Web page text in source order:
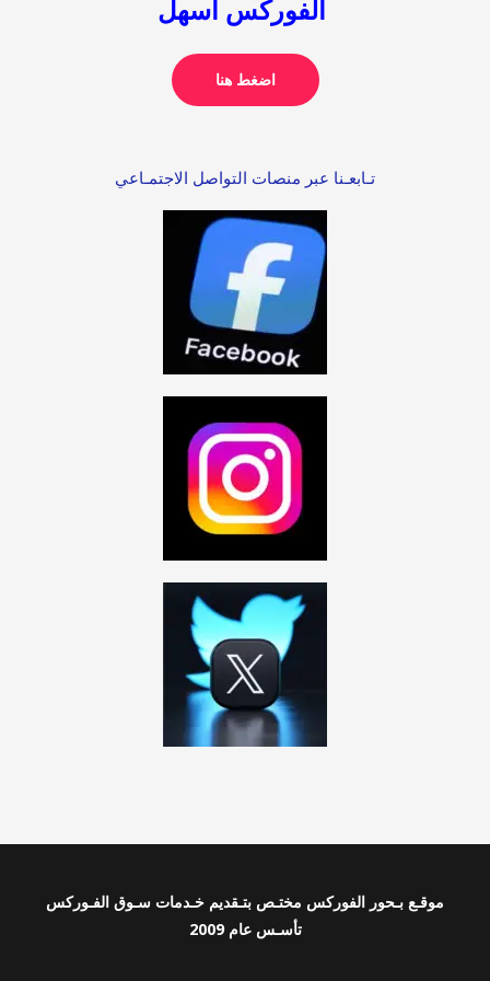
اضغط هنا
تـابعـنا عبر منصات التواصل الاجتمـاعي
موقـع بـحور الفوركس مختـص بتـقديم خـدمات سـوق الفـوركس
تأسـس عام 2009